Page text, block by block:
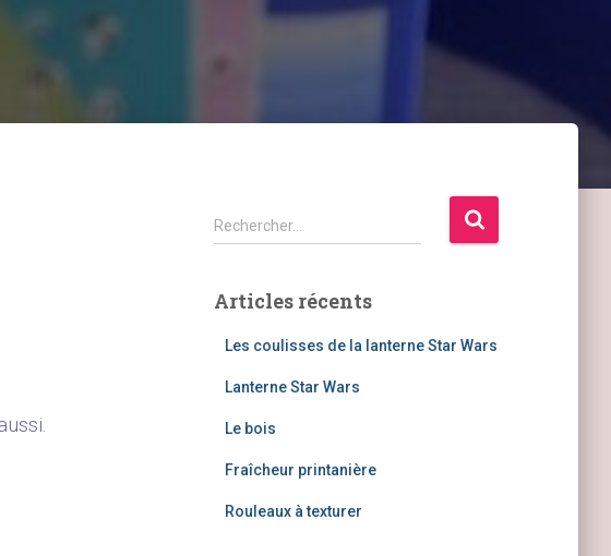
R
e
e
Rechercher…
Articles récents
Les coulisses de la lanterne Star Wars
Lanterne Star Wars
Le bois
Fraîcheur printanière
Rouleaux à texturer